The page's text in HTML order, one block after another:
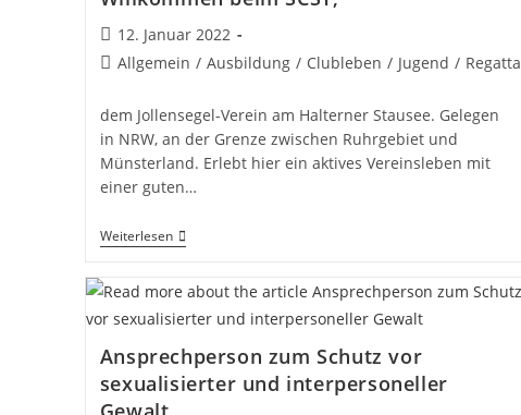
Beitrag
veröffentlicht:
12. Januar 2022
Beitrags-
Allgemein / Ausbildung / Clubleben / Jugend / Regatta
dem Jollensegel-Verein am Halterner Stausee. Gelegen
in NRW, an der Grenze zwischen Ruhrgebiet und
Münsterland. Erlebt hier ein aktives Vereinsleben mit
einer guten…
WeiterlesenWillkommen
Beim
Ansprechperson zum Schutz vor
sexualisierter und interpersoneller